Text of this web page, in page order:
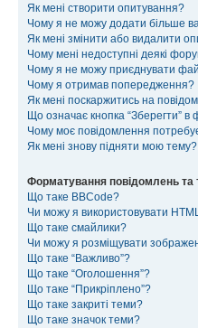
Як мені створити опитування?
Чому я не можу додати більше
Як мені змінити або видалити
Чому мені недоступні деякі
Чому я не можу приєднувати
Чому я отримав попередження?
Як мені поскаржитись на
Що означає кнопка “Зберегти”
Чому моє повідомлення
Як мені знову підняти мою тему?
Форматування повідомлень та
Що таке BBCode?
Чи можу я використовувати
Що таке смайлики?
Чи можу я розміщувати
Що таке “Важливо”?
Що таке “Оголошення”?
Що таке “Прикріплено”?
Що таке закриті теми?
Що таке значок теми?